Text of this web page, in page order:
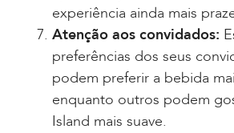
experiência ainda mais
Atenção aos convidados:
preferências dos seus
podem preferir a bebida
enquanto outros podem
Island mais suave.